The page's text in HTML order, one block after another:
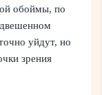
обоймы, по
уйдут, но
зрения